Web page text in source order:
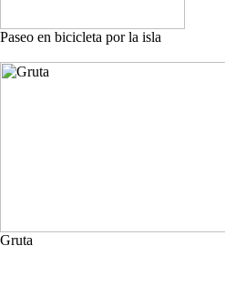
Paseo en bicicleta por la isla
Gruta